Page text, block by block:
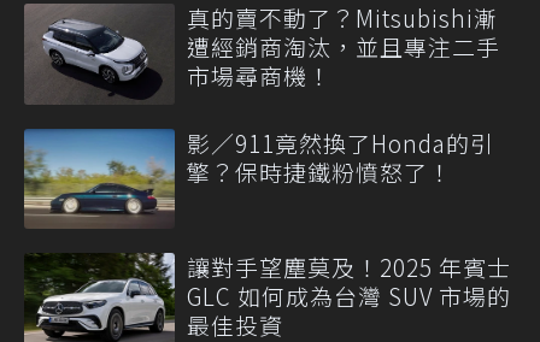
真的賣不動了？Mitsubishi漸
遭經銷商淘汰，並且專注二手
市場尋商機！
影／911竟然換了Honda的引
擎？保時捷鐵粉憤怒了！
讓對手望塵莫及！2025 年賓士
GLC 如何成為台灣 SUV 市場的
最佳投資